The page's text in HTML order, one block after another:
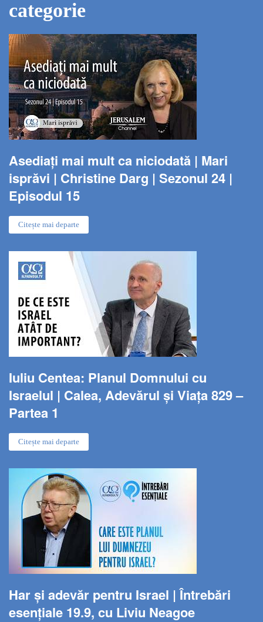
categorie
Asediați mai mult ca niciodată | Mari
isprăvi | Christine Darg | Sezonul 24 |
Episodul 15
Citește mai departe
Iuliu Centea: Planul Domnului cu
Israelul | Calea, Adevărul și Viața 829 –
Partea 1
Citește mai departe
Har și adevăr pentru Israel | Întrebări
esențiale 19.9, cu Liviu Neagoe